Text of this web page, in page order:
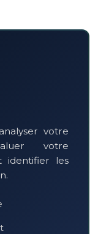
votre
votre
identifier les